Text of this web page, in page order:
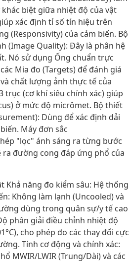
biệt giữa nhiệt độ của vật
xác định tỉ số tín hiệu trên
(Responsivity) của cảm biến. Bộ
(Image Quality): Đây là phân hệ
Nó sử dụng Ống chuẩn trực
Mia đo (Targets) để đánh giá
chất lượng ảnh thực tế của
trục (cơ khí siêu chính xác) giúp
ở mức độ micrômet. Bộ thiết
Dùng để xác định dải
Máy đơn sắc
"lọc" ánh sáng ra từng bước
đường cong đáp ứng phổ của
Khả năng đo kiểm sâu: Hệ thống
Không làm lạnh (Uncooled) và
dùng trong quân sự/y tế cao
phân giải điều chỉnh nhiệt độ
cho phép đo các thay đổi cực
Tính cơ động và chính xác:
MWIR/LWIR (Trung/Dài) và các